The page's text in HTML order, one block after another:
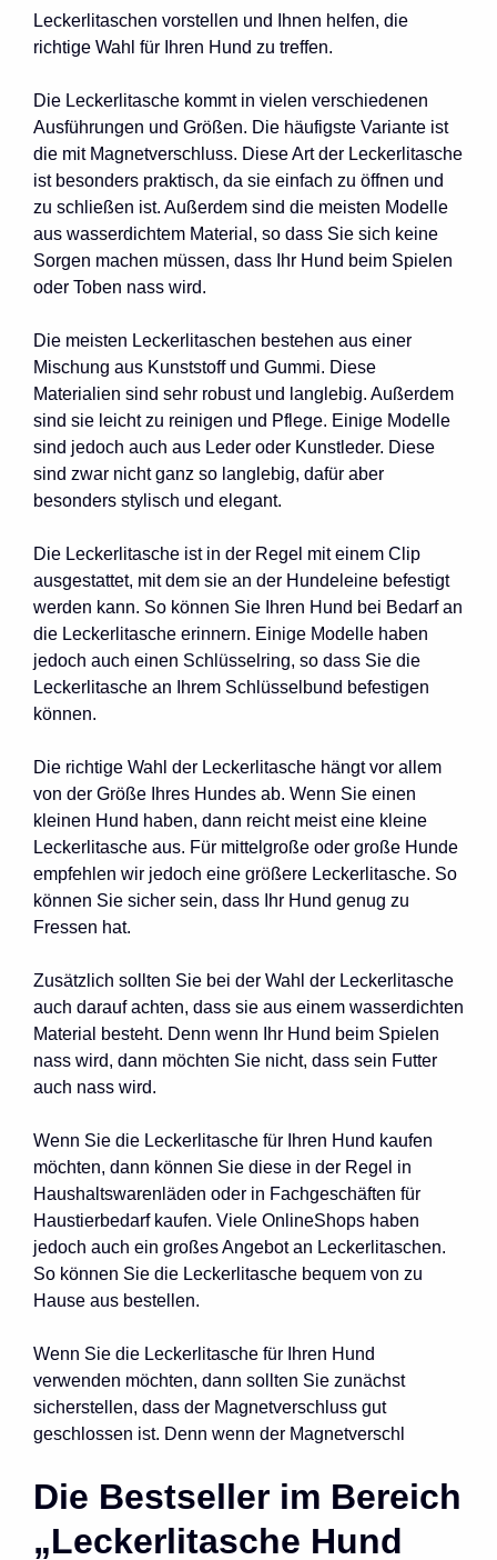
Leckerlitaschen vorstellen und Ihnen helfen, die
richtige Wahl für Ihren Hund zu treffen.
Die Leckerlitasche kommt in vielen verschiedenen
Ausführungen und Größen. Die häufigste Variante ist
die mit Magnetverschluss. Diese Art der Leckerlitasche
ist besonders praktisch, da sie einfach zu öffnen und
zu schließen ist. Außerdem sind die meisten Modelle
aus wasserdichtem Material, so dass Sie sich keine
Sorgen machen müssen, dass Ihr Hund beim Spielen
oder Toben nass wird.
Die meisten Leckerlitaschen bestehen aus einer
Mischung aus Kunststoff und Gummi. Diese
Materialien sind sehr robust und langlebig. Außerdem
sind sie leicht zu reinigen und Pflege. Einige Modelle
sind jedoch auch aus Leder oder Kunstleder. Diese
sind zwar nicht ganz so langlebig, dafür aber
besonders stylisch und elegant.
Die Leckerlitasche ist in der Regel mit einem Clip
ausgestattet, mit dem sie an der Hundeleine befestigt
werden kann. So können Sie Ihren Hund bei Bedarf an
die Leckerlitasche erinnern. Einige Modelle haben
jedoch auch einen Schlüsselring, so dass Sie die
Leckerlitasche an Ihrem Schlüsselbund befestigen
können.
Die richtige Wahl der Leckerlitasche hängt vor allem
von der Größe Ihres Hundes ab. Wenn Sie einen
kleinen Hund haben, dann reicht meist eine kleine
Leckerlitasche aus. Für mittelgroße oder große Hunde
empfehlen wir jedoch eine größere Leckerlitasche. So
können Sie sicher sein, dass Ihr Hund genug zu
Fressen hat.
Zusätzlich sollten Sie bei der Wahl der Leckerlitasche
auch darauf achten, dass sie aus einem wasserdichten
Material besteht. Denn wenn Ihr Hund beim Spielen
nass wird, dann möchten Sie nicht, dass sein Futter
auch nass wird.
Wenn Sie die Leckerlitasche für Ihren Hund kaufen
möchten, dann können Sie diese in der Regel in
Haushaltswarenläden oder in Fachgeschäften für
Haustierbedarf kaufen. Viele OnlineShops haben
jedoch auch ein großes Angebot an Leckerlitaschen.
So können Sie die Leckerlitasche bequem von zu
Hause aus bestellen.
Wenn Sie die Leckerlitasche für Ihren Hund
verwenden möchten, dann sollten Sie zunächst
sicherstellen, dass der Magnetverschluss gut
geschlossen ist. Denn wenn der Magnetverschl
Die Bestseller im Bereich
„Leckerlitasche Hund